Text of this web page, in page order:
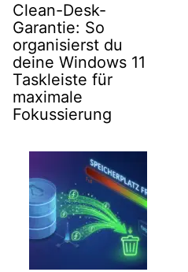
Clean-Desk-
Garantie: So
organisierst du
deine Windows 11
Taskleiste für
maximale
Fokussierung